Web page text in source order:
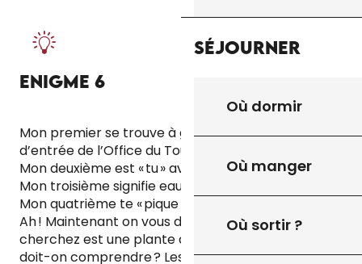
Séjourner
Où dormir
Où manger
Où sortir ?
ENIGME 6
Mon premier se trouve à gauche de la porte
d’entrée de l’Office du Tourisme : un plan
Mon deuxième est « tu » avec un « neud » : te
Mon troisième signifie eau en latin : aqua
Mon quatrième te « pique » avec un « thé » : pique
Ah ! Maintenant on vous dit que la plante que vous
cherchez est une plante aquatique ? Heu…Que
doit-on comprendre ? Les territoires 1, 2 et 7 sont